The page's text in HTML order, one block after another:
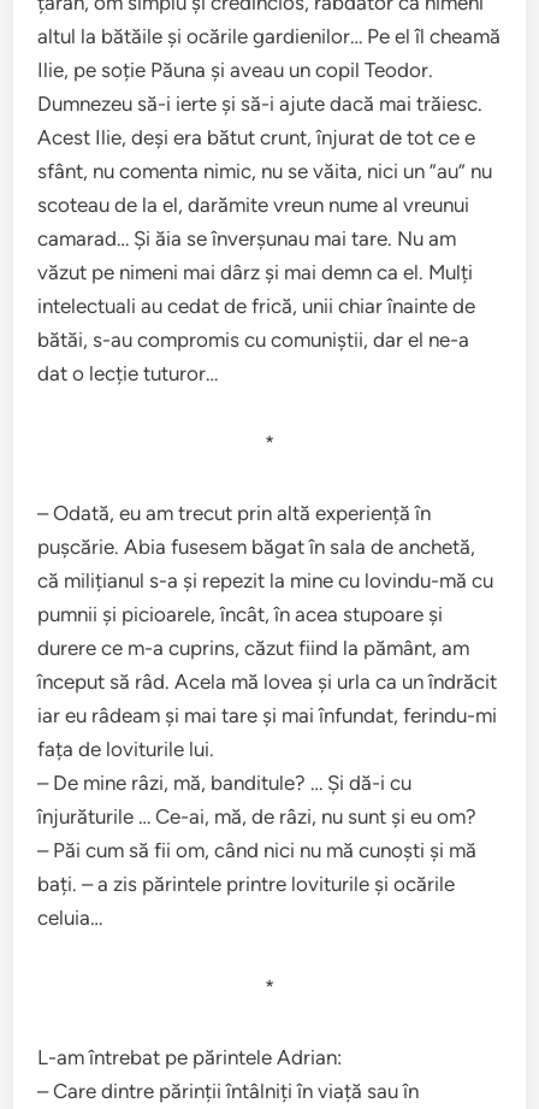
altul la bătăile și ocările gardienilor… Pe el îl cheamă
Ilie, pe soție Păuna și aveau un copil Teodor.
Dumnezeu să-i ierte și să-i ajute dacă mai trăiesc.
Acest Ilie, deși era bătut crunt, înjurat de tot ce e
sfânt, nu comenta nimic, nu se văita, nici un ”au” nu
scoteau de la el, darămite vreun nume al vreunui
camarad… Și ăia se înverșunau mai tare. Nu am
văzut pe nimeni mai dârz și mai demn ca el. Mulți
intelectuali au cedat de frică, unii chiar înainte de
bătăi, s-au compromis cu comuniștii, dar el ne-a
dat o lecție tuturor…
*
– Odată, eu am trecut prin altă experiență în
pușcărie. Abia fusesem băgat în sala de anchetă,
că milițianul s-a și repezit la mine cu lovindu-mă cu
pumnii și picioarele, încât, în acea stupoare și
durere ce m-a cuprins, căzut fiind la pământ, am
început să râd. Acela mă lovea și urla ca un îndrăcit
iar eu râdeam și mai tare și mai înfundat, ferindu-mi
fața de loviturile lui.
– De mine râzi, mă, banditule? … Și dă-i cu
înjurăturile … Ce-ai, mă, de râzi, nu sunt și eu om?
– Păi cum să fii om, când nici nu mă cunoști și mă
bați. – a zis părintele printre loviturile și ocările
celuia…
*
L-am întrebat pe părintele Adrian:
– Care dintre părinții întâlniți în viață sau în